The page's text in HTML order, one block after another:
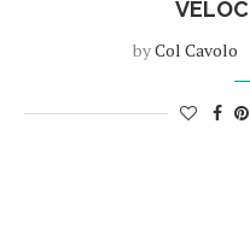
byCol Cavolo